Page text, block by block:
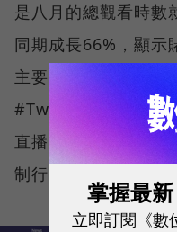
是八月的總觀看時數
同期成長66%，顯
主要部分之一。對此
直播主Pokimane、
制行動。
掌握最
立即訂閱《數